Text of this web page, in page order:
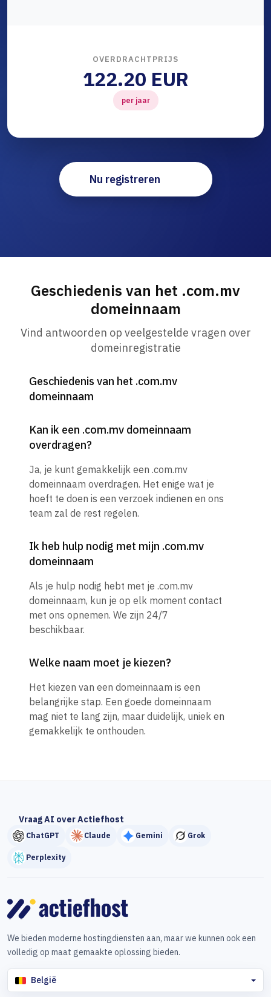
OVERDRACHTPRIJS
122.20 EUR
per jaar
Nu registreren
Geschiedenis van het .com.mv
domeinnaam
Vind antwoorden op veelgestelde vragen over
domeinregistratie
Geschiedenis van het .com.mv
domeinnaam
Kan ik een .com.mv domeinnaam
overdragen?
Ja, je kunt gemakkelijk een .com.mv
domeinnaam overdragen. Het enige wat je
hoeft te doen is een verzoek indienen en ons
team zal de rest regelen.
Ik heb hulp nodig met mijn .com.mv
domeinnaam
Als je hulp nodig hebt met je .com.mv
domeinnaam, kun je op elk moment contact
met ons opnemen. We zijn 24/7
beschikbaar.
Welke naam moet je kiezen?
Het kiezen van een domeinnaam is een
belangrijke stap. Een goede domeinnaam
mag niet te lang zijn, maar duidelijk, uniek en
gemakkelijk te onthouden.
Vraag AI over Actiefhost
ChatGPT Claude Gemini Grok
Perplexity
We bieden moderne hostingdiensten aan, maar we kunnen ook een
volledig op maat gemaakte oplossing bieden.
België